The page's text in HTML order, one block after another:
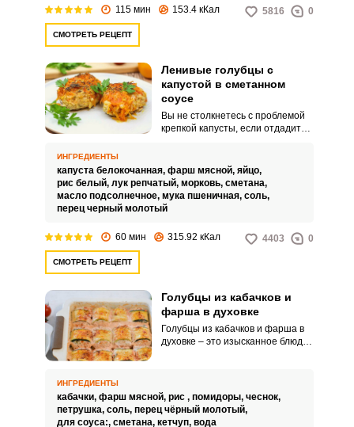
115 мин 153.4 кКал 5816 0
СМОТРЕТЬ РЕЦЕПТ
Ленивые голубцы с
капустой в сметанном
соусе
Вы не столкнетесь с проблемой
крепкой капусты, если отдадите
тушится вперемежку с мелко
нарезанной капустой, морковкой
и рисом, поэтому блюдо
получается очень сочным и
ИНГРЕДИЕНТЫ
капуста белокочанная, фарш мясной, яйцо,
рис белый, лук репчатый, морковь, сметана,
масло подсолнечное, мука пшеничная, соль,
перец черный молотый
60 мин 315.92 кКал 4403 0
СМОТРЕТЬ РЕЦЕПТ
Голубцы из кабачков и
фарша в духовке
Голубцы из кабачков и фарша в
духовке – это изысканное блюдо,
ароматным фаршем и
запеченные в духовке, создают
неповторимое сочетание вкусов
ИНГРЕДИЕНТЫ
кабачки, фарш мясной, рис , помидоры, чеснок,
петрушка, соль, перец чёрный молотый,
для соуса:, сметана, кетчуп, вода